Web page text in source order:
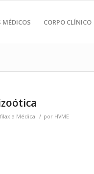
MÉDICOS CORPO CLÍNICO
Médica / por HVME